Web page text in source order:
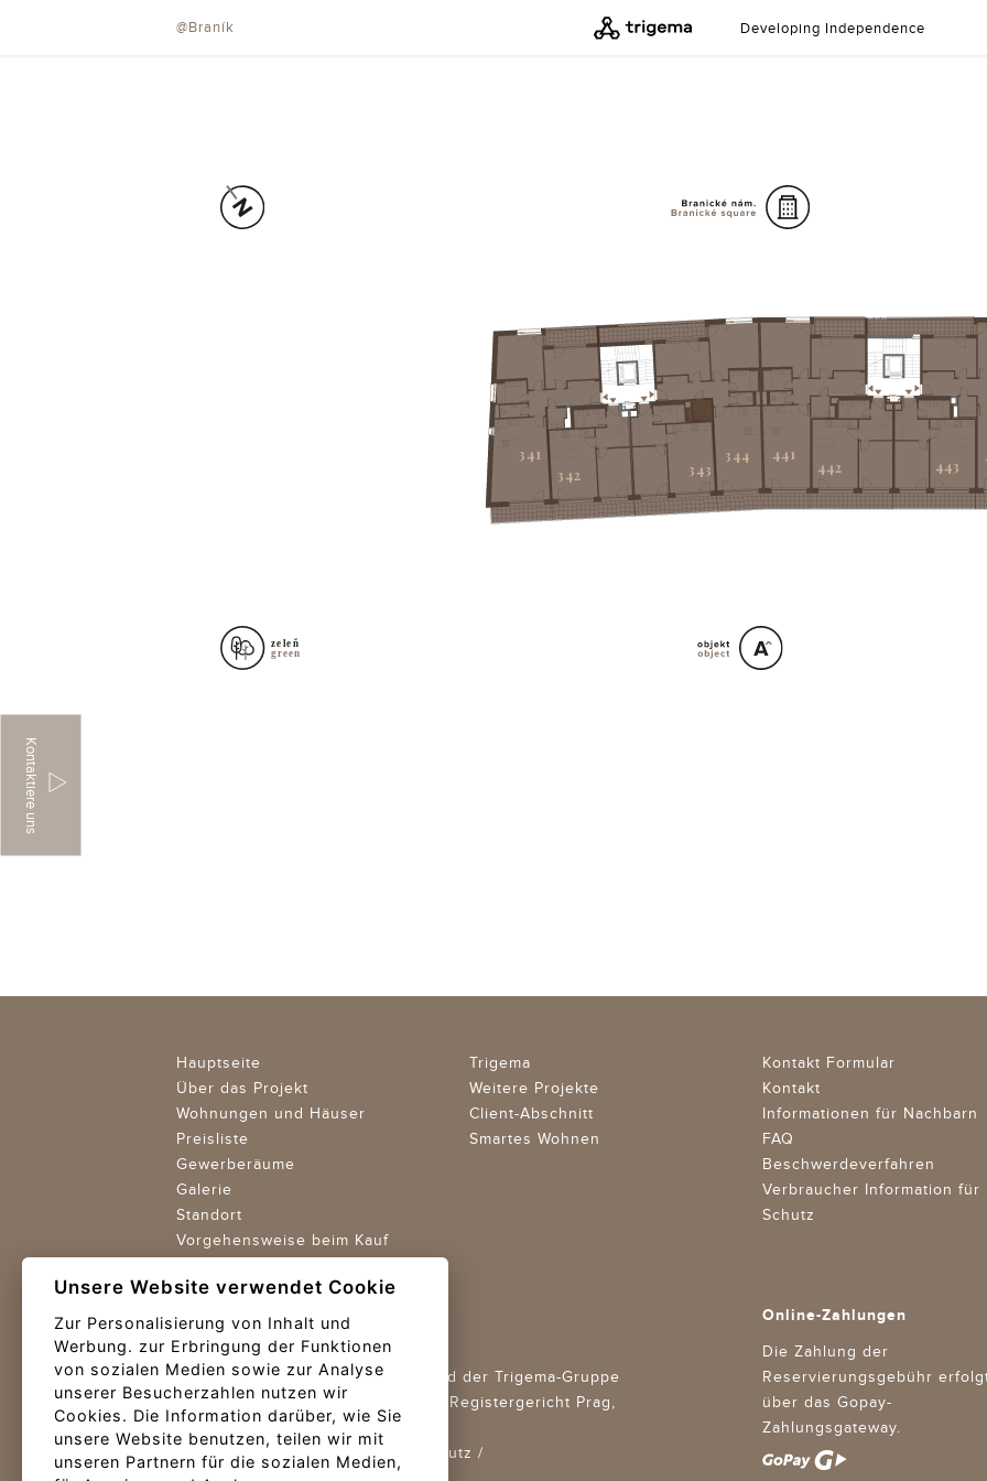
@Braník Developing Independence
Kontaktiere uns
443
442
441
344
343
342
341
Hauptseite
Über das Projekt
Wohnungen und Häuser
Preisliste
Gewerberäume
Galerie
Standort
Vorgehensweise beim Kauf
Trigema
Weitere Projekte
Client-Abschnitt
Smartes Wohnen
Kontakt Formular
Kontakt
Informationen für Nachbarn
FAQ
Beschwerdeverfahren
Verbraucher Information für
Schutz
Verkäufer / Projektentwickler
@ TRIGEMA, a.s. 2023
Trigema Projekt Braník a.s., Mitglied der Trigema-Gruppe
Firmen ID: 27875750,geführt vom Registergericht Prag,
Aktenzeichen B 11688
Geschäftsbedingungen
/Datenschutz /
Online-Zahlungen
Die Zahlung der
Reservierungsgebühr
über das Gopay-
Zahlungsgateway.
Unsere Website verwendet Cookie
Zur Personalisierung von Inhalt und
Werbung. zur Erbringung der Funktionen
von sozialen Medien sowie zur Analyse
unserer Besucherzahlen nutzen wir
Cookies. Die Information darüber, wie Sie
unsere Website benutzen, teilen wir mit
unseren Partnern für die sozialen Medien,